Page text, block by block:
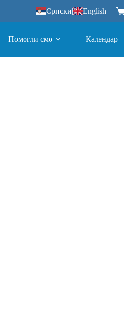
Српски| English
Помогли смо Календар